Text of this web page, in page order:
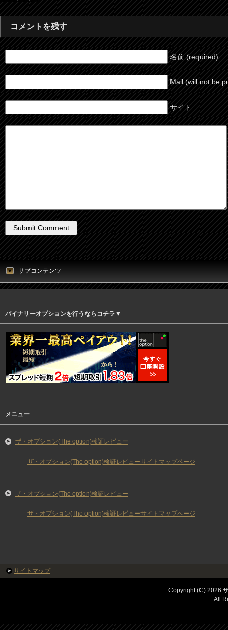
コメントを残す
名前 (required)
Mail (will not be
サイト
サブコンテンツ
バイナリーオプションを行うならコチラ▼
メニュー
ザ・オプション(The option)検証レビュー
ザ・オプション(The option)検証レビューサイトマップページ
ザ・オプション(The option)検証レビュー
ザ・オプション(The option)検証レビューサイトマップページ
サイトマップ
Copyright (C) 2026
All